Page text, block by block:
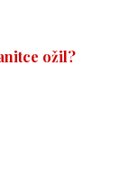
ožil?